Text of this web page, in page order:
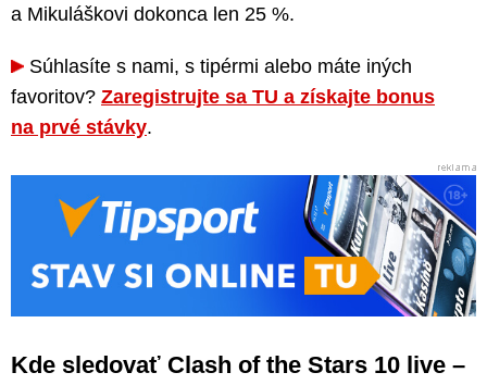
a Mikuláškovi dokonca len 25 %.
Súhlasíte s nami, s tipérmi alebo máte iných
favoritov? Zaregistrujte sa TU a získajte bonus
na prvé stávky.
Kde sledovať Clash of the Stars 10 live –